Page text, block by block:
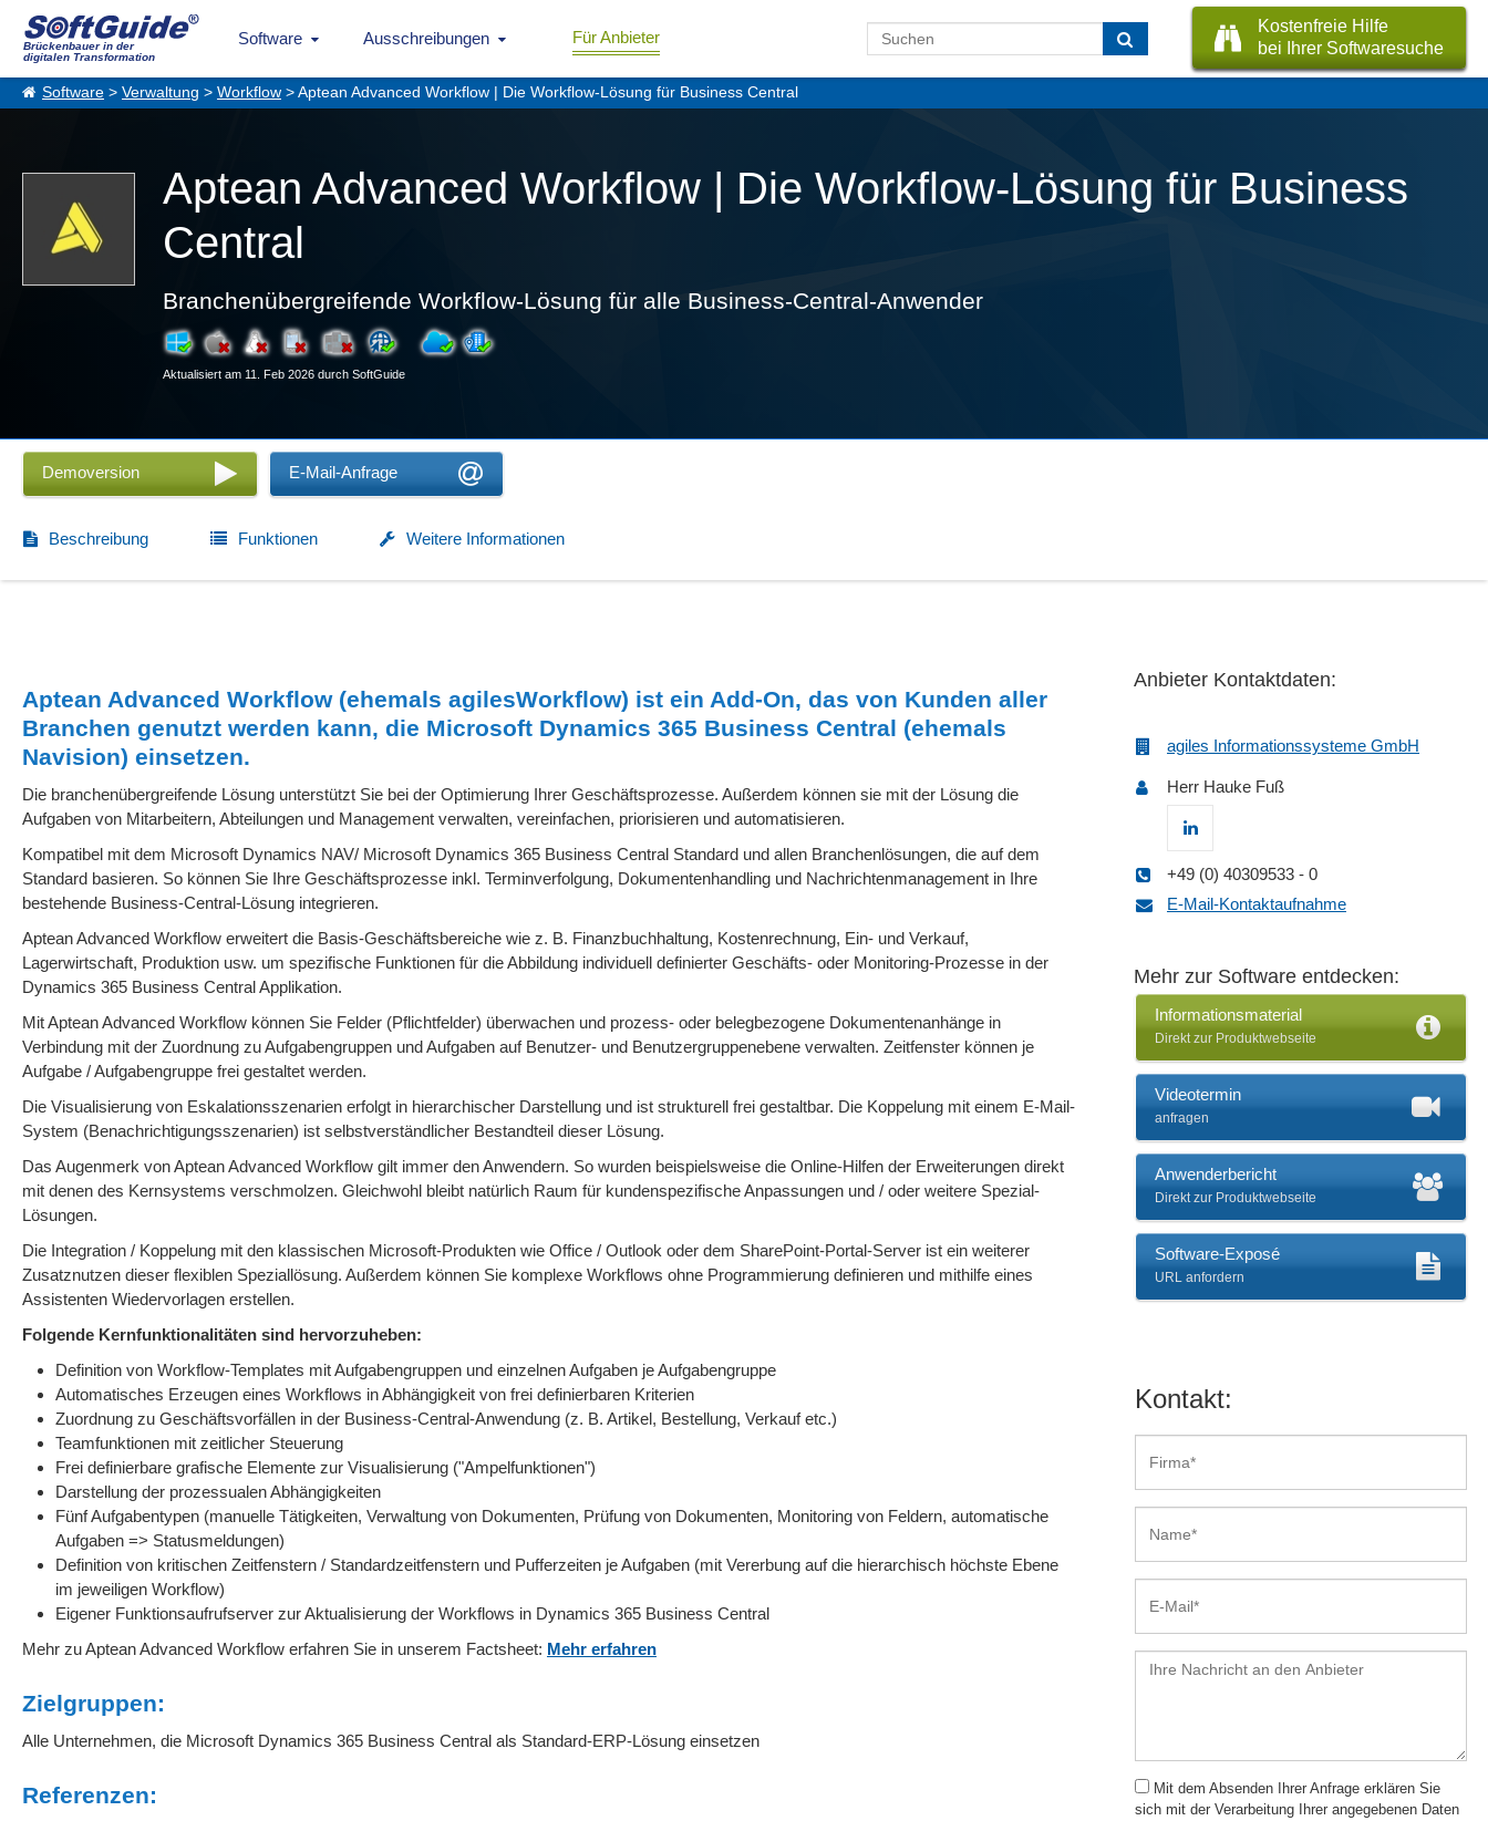
Brückenbauer in der
digitalen Transformation
Software Ausschreibungen Für Anbieter
Kostenfreie Hilfe
bei Ihrer Softwaresuche
Software > Verwaltung > Workflow > Aptean Advanced Workflow | Die Workflow-Lösung für Business Central
Aptean Advanced Workflow | Die Workflow-Lösung für Business
Central
Branchenübergreifende Workflow-Lösung für alle Business-Central-Anwender
Aktualisiert am 11. Feb 2026 durch SoftGuide
Demoversion E-Mail-Anfrage
Beschreibung Funktionen Weitere Informationen
Aptean Advanced Workflow (ehemals agilesWorkflow) ist ein Add-On, das von Kunden aller
Branchen genutzt werden kann, die Microsoft Dynamics 365 Business Central (ehemals
Navision) einsetzen.
Die branchenübergreifende Lösung unterstützt Sie bei der Optimierung Ihrer Geschäftsprozesse. Außerdem können sie mit der Lösung die
Aufgaben von Mitarbeitern, Abteilungen und Management verwalten, vereinfachen, priorisieren und automatisieren.
Kompatibel mit dem Microsoft Dynamics NAV/ Microsoft Dynamics 365 Business Central Standard und allen Branchenlösungen, die auf dem
Standard basieren. So können Sie Ihre Geschäftsprozesse inkl. Terminverfolgung, Dokumentenhandling und Nachrichtenmanagement in Ihre
bestehende Business-Central-Lösung integrieren.
Aptean Advanced Workflow erweitert die Basis-Geschäftsbereiche wie z. B. Finanzbuchhaltung, Kostenrechnung, Ein- und Verkauf,
Lagerwirtschaft, Produktion usw. um spezifische Funktionen für die Abbildung individuell definierter Geschäfts- oder Monitoring-Prozesse in der
Dynamics 365 Business Central Applikation.
Mit Aptean Advanced Workflow können Sie Felder (Pflichtfelder) überwachen und prozess- oder belegbezogene Dokumentenanhänge in
Verbindung mit der Zuordnung zu Aufgabengruppen und Aufgaben auf Benutzer- und Benutzergruppenebene verwalten. Zeitfenster können je
Aufgabe / Aufgabengruppe frei gestaltet werden.
Die Visualisierung von Eskalationsszenarien erfolgt in hierarchischer Darstellung und ist strukturell frei gestaltbar. Die Koppelung mit einem E-Mail-
System (Benachrichtigungsszenarien) ist selbstverständlicher Bestandteil dieser Lösung.
Das Augenmerk von Aptean Advanced Workflow gilt immer den Anwendern. So wurden beispielsweise die Online-Hilfen der Erweiterungen direkt
mit denen des Kernsystems verschmolzen. Gleichwohl bleibt natürlich Raum für kundenspezifische Anpassungen und / oder weitere Spezial-
Lösungen.
Die Integration / Koppelung mit den klassischen Microsoft-Produkten wie Office / Outlook oder dem SharePoint-Portal-Server ist ein weiterer
Zusatznutzen dieser flexiblen Speziallösung. Außerdem können Sie komplexe Workflows ohne Programmierung definieren und mithilfe eines
Assistenten Wiedervorlagen erstellen.
Folgende Kernfunktionalitäten sind hervorzuheben:
Definition von Workflow-Templates mit Aufgabengruppen und einzelnen Aufgaben je Aufgabengruppe
Automatisches Erzeugen eines Workflows in Abhängigkeit von frei definierbaren Kriterien
Zuordnung zu Geschäftsvorfällen in der Business-Central-Anwendung (z. B. Artikel, Bestellung, Verkauf etc.)
Teamfunktionen mit zeitlicher Steuerung
Frei definierbare grafische Elemente zur Visualisierung ("Ampelfunktionen")
Darstellung der prozessualen Abhängigkeiten
Fünf Aufgabentypen (manuelle Tätigkeiten, Verwaltung von Dokumenten, Prüfung von Dokumenten, Monitoring von Feldern, automatische
Aufgaben => Statusmeldungen)
Definition von kritischen Zeitfenstern / Standardzeitfenstern und Pufferzeiten je Aufgaben (mit Vererbung auf die hierarchisch höchste Ebene
im jeweiligen Workflow)
Eigener Funktionsaufrufserver zur Aktualisierung der Workflows in Dynamics 365 Business Central
Mehr zu Aptean Advanced Workflow erfahren Sie in unserem Factsheet: Mehr erfahren
Zielgruppen:
Alle Unternehmen, die Microsoft Dynamics 365 Business Central als Standard-ERP-Lösung einsetzen
Referenzen:
Anbieter Kontaktdaten:
agiles Informationssysteme GmbH
Herr Hauke Fuß
+49 (0) 40309533 - 0
E-Mail-Kontaktaufnahme
Mehr zur Software entdecken:
Informationsmaterial
Direkt zur Produktwebseite
Videotermin
anfragen
Anwenderbericht
Direkt zur Produktwebseite
Software-Exposé
URL anfordern
Kontakt:
Mit dem Absenden Ihrer Anfrage erklären Sie
sich mit der Verarbeitung Ihrer angegebenen Daten